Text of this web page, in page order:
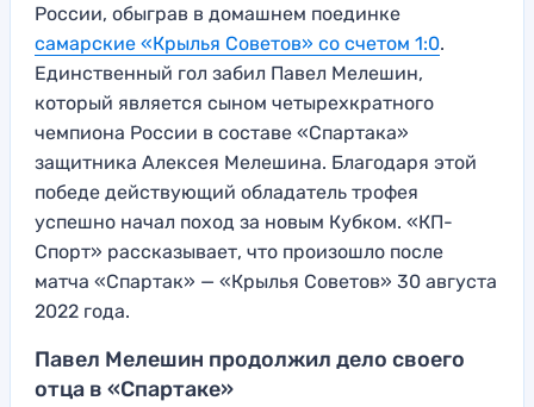
России, обыграв в домашнем поединке
самарские «Крылья Советов» со счетом 1:0.
Единственный гол забил Павел Мелешин,
который является сыном четырехкратного
чемпиона России в составе «Спартака»
защитника Алексея Мелешина. Благодаря этой
победе действующий обладатель трофея
успешно начал поход за новым Кубком. «КП-
Спорт» рассказывает, что произошло после
матча «Спартак» — «Крылья Советов» 30 августа
2022 года.
Павел Мелешин продолжил дело своего
отца в «Спартаке»